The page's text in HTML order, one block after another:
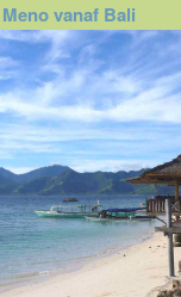
vanaf Bali